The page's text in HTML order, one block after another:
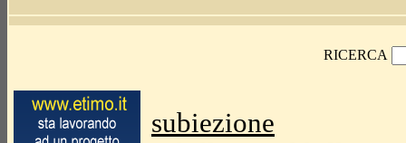
RICERCA
subiezione